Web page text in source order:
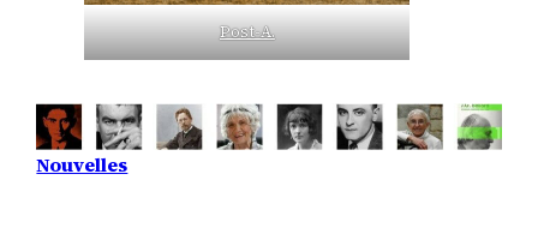
Post-A.
Nouvelles